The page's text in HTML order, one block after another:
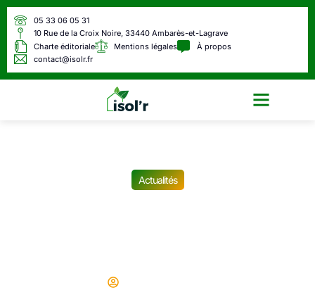
05 33 06 05 31
10 Rue de la Croix Noire, 33440 Ambarès-et-Lagrave
Charte éditoriale
Mentions légales
À propos
contact@isolr.fr
Actualités